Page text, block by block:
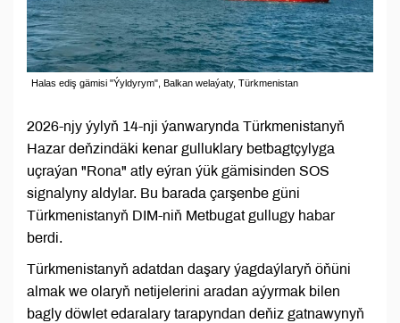
Halas ediş gämisi "Ýyldyrym", Balkan welaýaty, Türkmenistan
2026-njy ýylyň 14-nji ýanwarynda Türkmenistanyň
Hazar deňzindäki kenar gulluklary betbagtçylyga
uçraýan "Rona" atly eýran ýük gämisinden SOS
signalyny aldylar. Bu barada çarşenbe güni
Türkmenistanyň DIM-niň Metbugat gullugy habar
berdi.
Türkmenistanyň adatdan daşary ýagdaýlaryň öňüni
almak we olaryň netijelerini aradan aýyrmak bilen
bagly döwlet edaralary tarapyndan deňiz gatnawynyň